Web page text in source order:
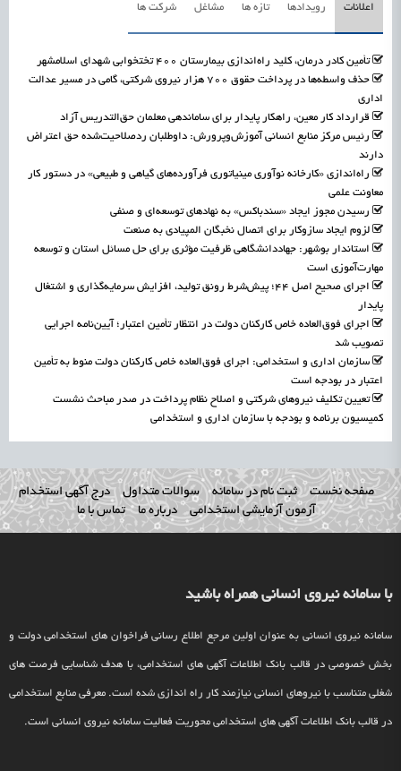
اعلانات رویدادها تازه ها مشاغل شرکت ها
تأمین کادر درمان، کلید راه‌اندازی بیمارستان ۴۰۰ تختخوابی شهدای اسلامشهر
حذف واسطه‌ها در پرداخت حقوق ۷۰۰ هزار نیروی شرکتی، گامی در مسیر عدالت
اداری
قرارداد کار معین، راهکار پایدار برای ساماندهی معلمان حق‌التدریس آزاد
رئیس مرکز منابع انسانی آموزش‌وپرورش: داوطلبان ردصلاحیت‌شده حق اعتراض
دارند
راه‌اندازی «کارخانه نوآوری مینیاتوری فرآورده‌های گیاهی و طبیعی» در دستور کار
معاونت علمی
رسیدن مجوز ایجاد «سندباکس» به نهادهای توسعه‌ای و صنفی
لزوم ایجاد سازوکار برای اتصال نخبگان المپیادی به صنعت
استاندار بوشهر: جهاددانشگاهی ظرفیت مؤثری برای حل مسائل استان و توسعه
مهارت‌آموزی است
اجرای صحیح اصل ۴۴؛ پیش‌شرط رونق تولید، افزایش سرمایه‌گذاری و اشتغال
پایدار
اجرای فوق‌العاده خاص کارکنان دولت در انتظار تأمین اعتبار؛ آیین‌نامه اجرایی
تصویب شد
سازمان اداری و استخدامی: اجرای فوق‌العاده خاص کارکنان دولت منوط به تأمین
اعتبار در بودجه است
تعیین تکلیف نیروهای شرکتی و اصلاح نظام پرداخت در صدر مباحث نشست
کمیسیون برنامه و بودجه با سازمان اداری و استخدامی
صفحه نخست ثبت نام در سامانه سوالات متداول
درج آگهی استخدام
آزمون آزمایشی استخدامی
درباره ما تماس با ما
با سامانه نیروی انسانی همراه باشید
سامانه نیروی انسانی به عنوان اولین مرجع اطلاع رسانی فراخوان های استخدامی دولت و
بخش خصوصی در قالب بانک اطلاعات آگهی های استخدامی، با هدف شناسایی فرصت های
شغلی متناسب با نیروهای انسانی نیازمند کار راه اندازی شده است. معرفی منابع استخدامی
در قالب بانک اطلاعات آگهی های استخدامی محوریت فعالیت سامانه نیروی انسانی است.